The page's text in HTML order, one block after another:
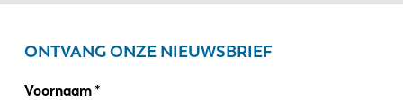
ONTVANG ONZE NIEUWSBRIEF
Voornaam